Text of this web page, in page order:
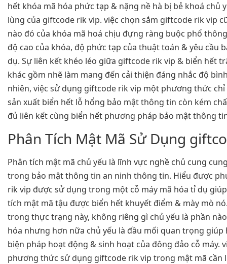
hết khóa mã hóa phức tạp & nặng nề hà bị bẻ khoá chủ
lùng của giftcode rik vip. việc chọn sắm giftcode rik vip
nào đó của khóa mã hoá chịu đựng ràng buộc phổ
độ cao của khóa, độ phức tạp của thuật toán & yêu cầu
dụ. Sự liên kết khéo léo giữa giftcode rik vip & biển hết
khác gồm nhẽ làm mang đến cải thiện đáng nhắc độ
nhiên, việc sử dụng giftcode rik vip một phương thức
sản xuất biển hết lỗ hổng bảo mật thông tin còn kém
đủ liên kết cùng biển hết phương pháp bảo mật thông
Phân Tích Mật Mã Sử Dụng
Phân tích mật mã chủ yếu là lĩnh vực nghề chủ cung
trong bảo mật thông tin an ninh thông tin. Hiểu được
rik vip được sử dụng trong một cỗ máy mã hóa tỉ dụ
tích mật mã tậu được biển hết khuyết điểm & mày mò
trong thực trạng này, không riêng gì chủ yếu là phần
hóa nhưng hơn nữa chủ yếu là đầu mối quan trọng
biện pháp hoạt động & sinh hoạt của đông đảo cỗ máy.
phương thức sử dụng giftcode rik vip trong mật mã cần